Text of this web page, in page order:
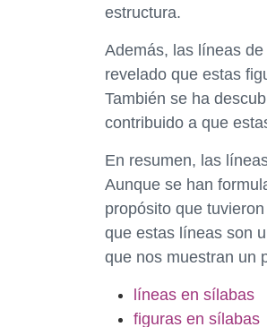
estructura.
Además, las líneas
revelado que estas
También se ha
contribuido a que
En resumen, las
Aunque se han
propósito que
que estas líneas son
que nos muestran un
líneas en sílabas
figuras en sílabas